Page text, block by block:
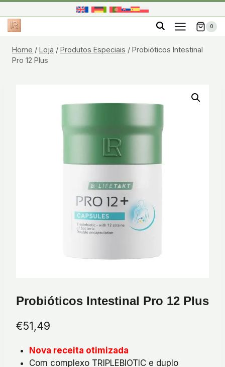
to
content
0
Home / Loja / Produtos Especiais / Probióticos Intestinal
Pro 12 Plus
Probióticos Intestinal Pro 12 Plus
€51,49
Nova receita otimizada
Com complexo TRIPLEBIOTIC e duplo